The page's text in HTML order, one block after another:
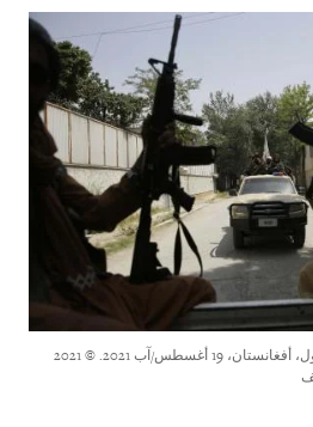
19 أغسطس/آب 2021.
© 2021